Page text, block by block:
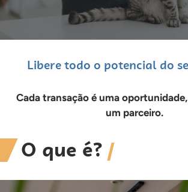
Libere todo o potencial do
Cada transação é uma
um parceiro.
O que é?